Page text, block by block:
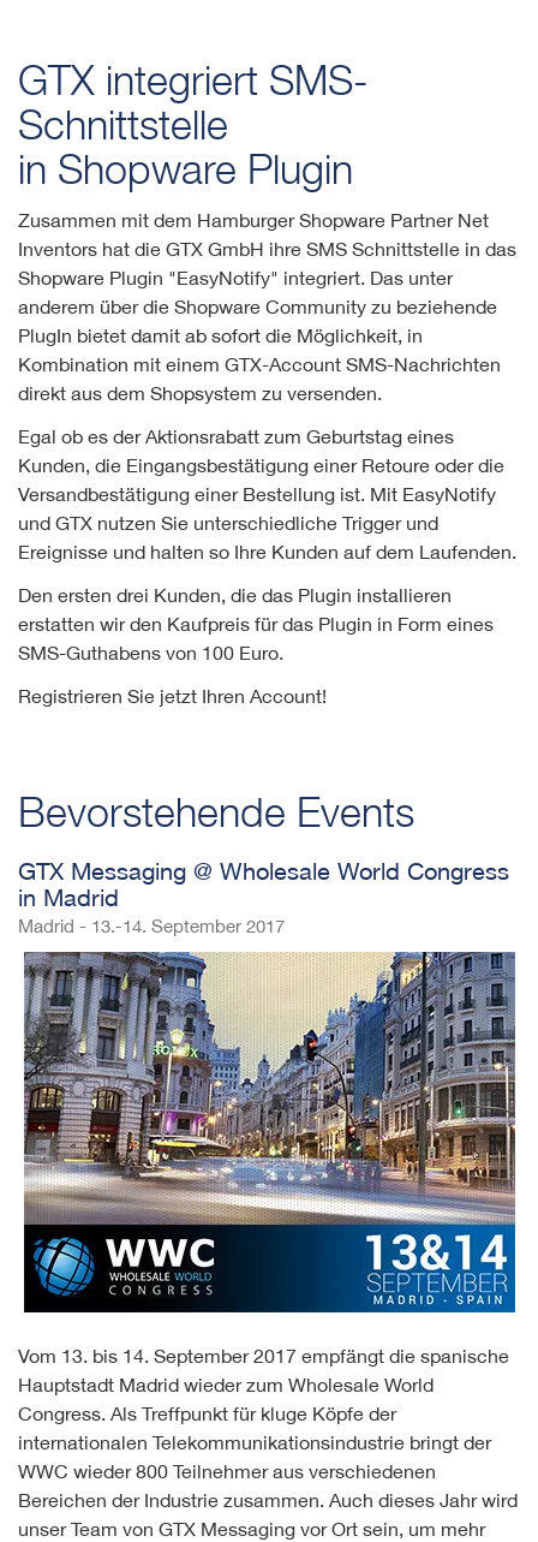
GTX integriert SMS-
Schnittstelle
in Shopware Plugin
Zusammen mit dem Hamburger Shopware Partner Net
Inventors hat die GTX GmbH ihre SMS Schnittstelle in das
Shopware Plugin "EasyNotify" integriert. Das unter
anderem über die Shopware Community zu beziehende
PlugIn bietet damit ab sofort die Möglichkeit, in
Kombination mit einem GTX-Account SMS-Nachrichten
direkt aus dem Shopsystem zu versenden.
Egal ob es der Aktionsrabatt zum Geburtstag eines
Kunden, die Eingangsbestätigung einer Retoure oder die
Versandbestätigung einer Bestellung ist. Mit EasyNotify
und GTX nutzen Sie unterschiedliche Trigger und
Ereignisse und halten so Ihre Kunden auf dem Laufenden.
Den ersten drei Kunden, die das Plugin installieren
erstatten wir den Kaufpreis für das Plugin in Form eines
SMS-Guthabens von 100 Euro.
Registrieren Sie jetzt Ihren Account!
Bevorstehende Events
GTX Messaging @ Wholesale World Congress
in Madrid
Madrid - 13.-14. September 2017
Vom 13. bis 14. September 2017 empfängt die spanische
Hauptstadt Madrid wieder zum Wholesale World
Congress. Als Treffpunkt für kluge Köpfe der
internationalen Telekommunikationsindustrie bringt der
WWC wieder 800 Teilnehmer aus verschiedenen
Bereichen der Industrie zusammen. Auch dieses Jahr wird
unser Team von GTX Messaging vor Ort sein, um mehr